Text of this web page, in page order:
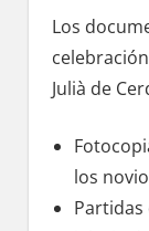
Los
Julià dе
los